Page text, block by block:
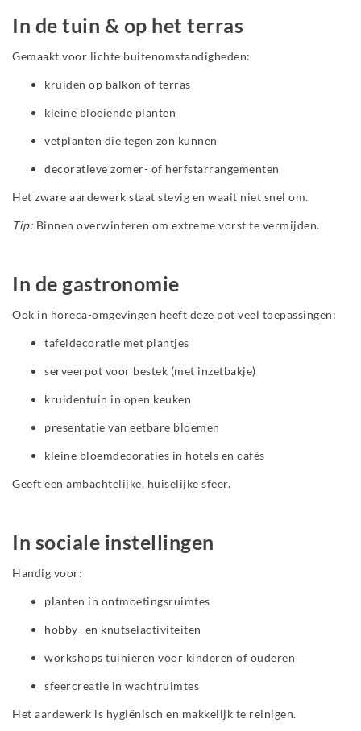
In de tuin & op het terras
Gemaakt voor lichte buitenomstandigheden:
kruiden op balkon of terras
kleine bloeiende planten
vetplanten die tegen zon kunnen
decoratieve zomer- of herfstarrangementen
Het zware aardewerk staat stevig en waait niet snel om.
Tip: Binnen overwinteren om extreme vorst te vermijden.
In de gastronomie
Ook in horeca-omgevingen heeft deze pot veel toepassingen:
tafeldecoratie met plantjes
serveerpot voor bestek (met inzetbakje)
kruidentuin in open keuken
presentatie van eetbare bloemen
kleine bloemdecoraties in hotels en cafés
Geeft een ambachtelijke, huiselijke sfeer.
In sociale instellingen
Handig voor:
planten in ontmoetingsruimtes
hobby- en knutselactiviteiten
workshops tuinieren voor kinderen of ouderen
sfeercreatie in wachtruimtes
Het aardewerk is hygiënisch en makkelijk te reinigen.